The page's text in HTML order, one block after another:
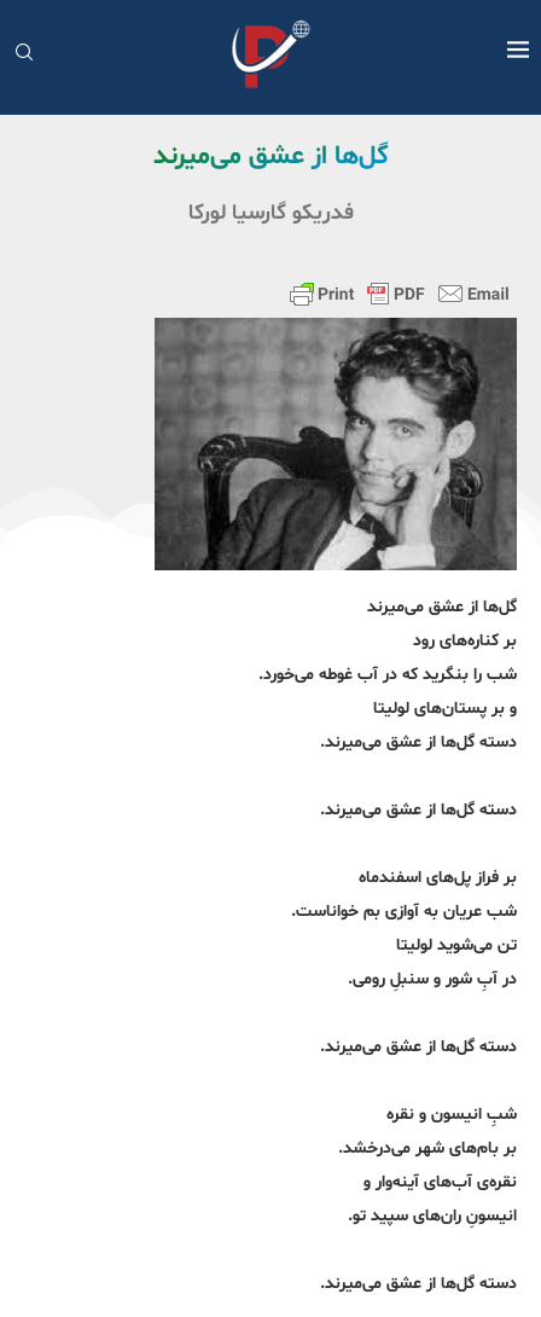
گل‌ها از عشق می‌میرند
فدريکو گارسيا لورکا
گل‌ها از عشق می‌میرند
بر کناره‌های رود
شب را بنگرید که در آب غوطه می‌خورد.
و بر پستان‌های لولیتا
دسته‌ گل‌ها از عشق می‌میرند.
دسته گل‌ها از عشق می‌میرند.
بر فراز پل‌های اسفندماه
شب عریان به آوازی بم خواناست.
تن می‌شوید لولیتا
در آبِ شور و سنبلِ رومی.
دسته گل‌ها از عشق می‌میرند.
شبِ انیسون و نقره
بر بام‌های شهر می‌درخشد.
نقره‌ی آب‌های آینه‌وار و
انیسونِ ران‌های سپید تو.
دسته گل‌ها از عشق می‌میرند.